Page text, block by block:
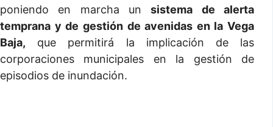
poniendo en marcha unsistema de alerta
temprana y de gestión de avenidas en la Vega
Baja, que permitirá la implicación de las
corporaciones municipales en la gestión de
episodios de inundación.